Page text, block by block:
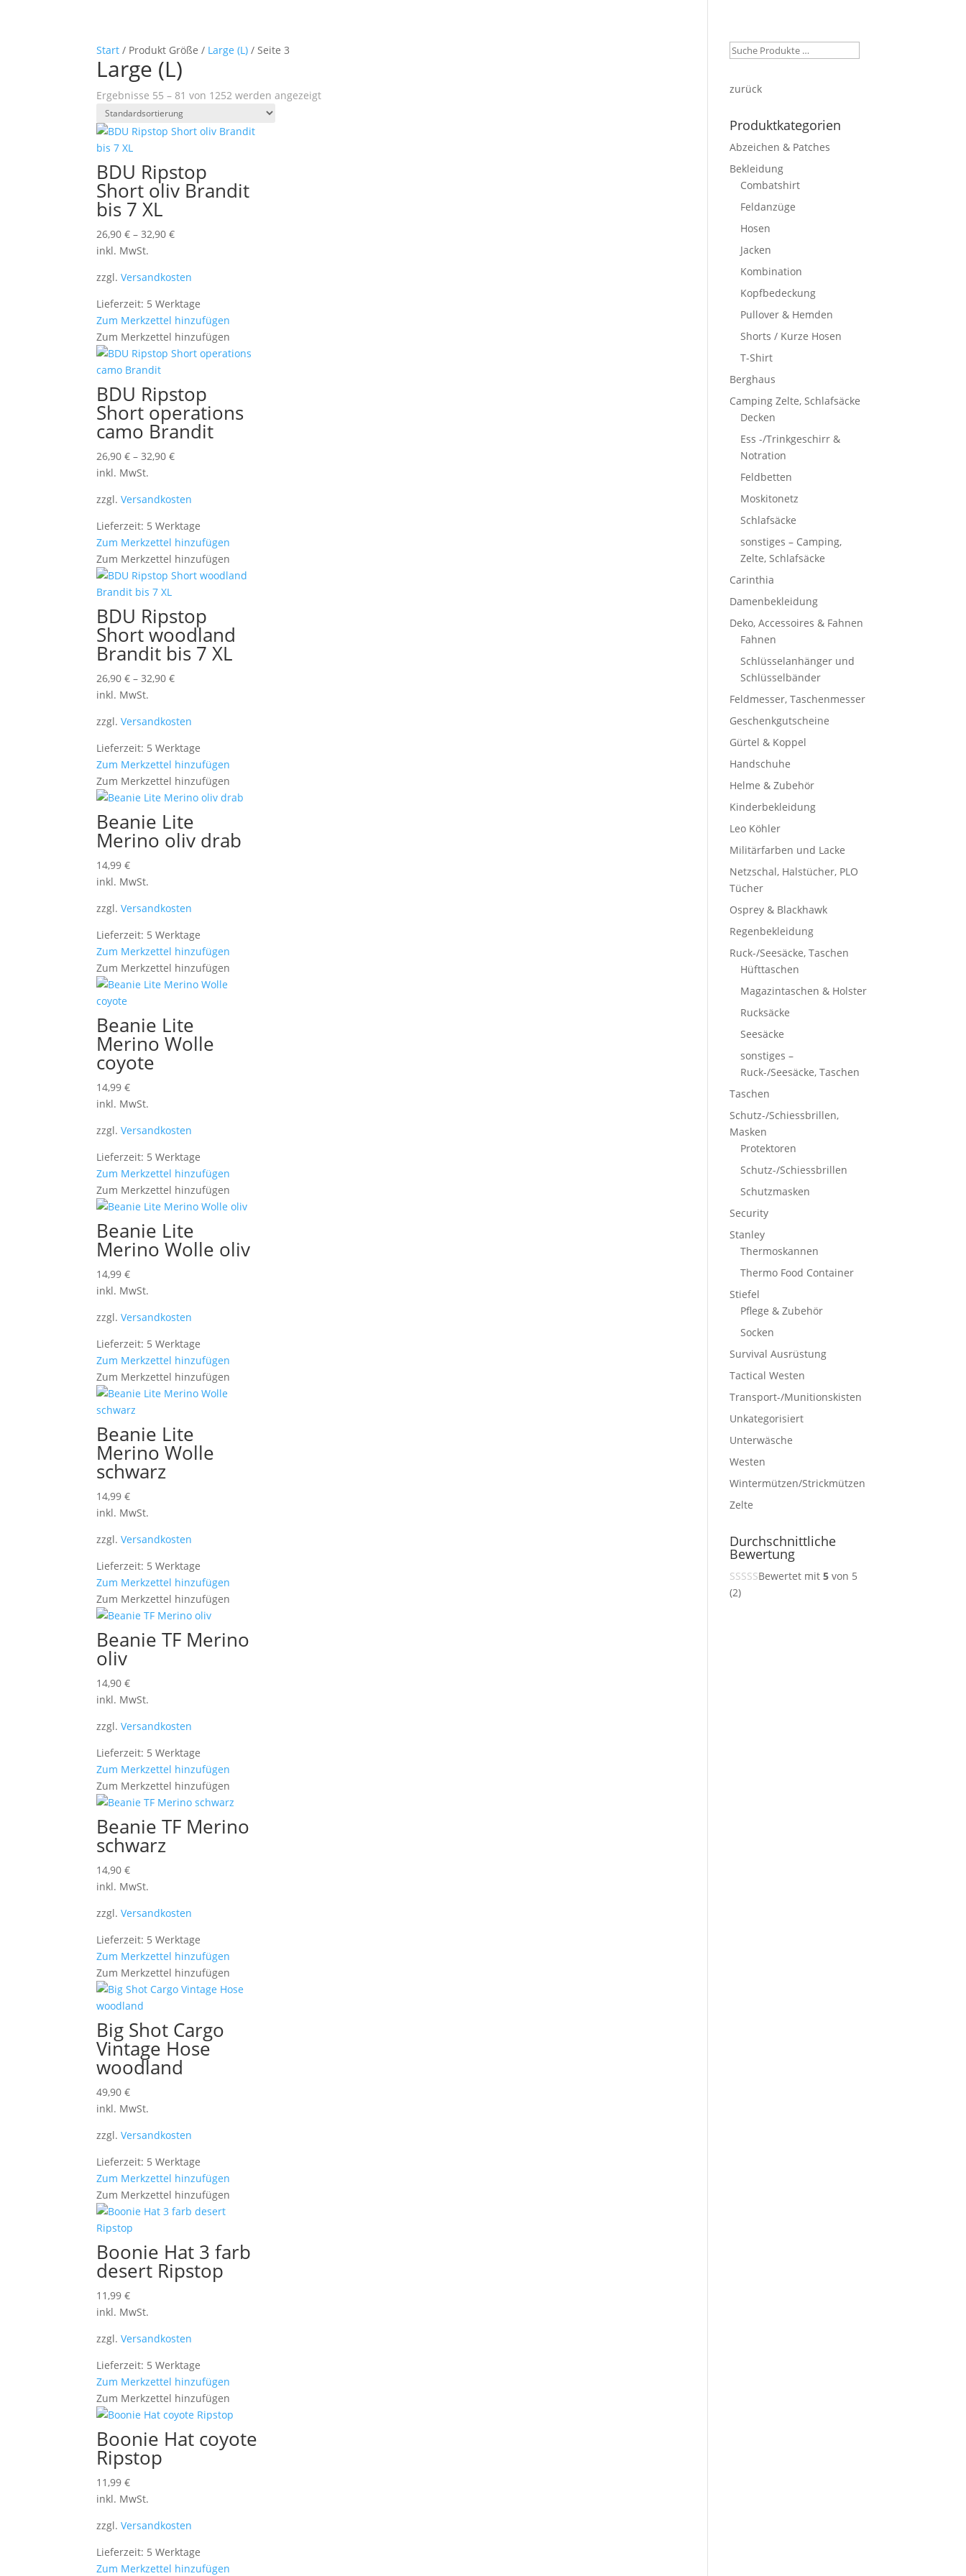
Start / Produkt Größe / Large (L) / Seite 3
Large (L)
Ergebnisse 55 – 81 von 1252 werden angezeigt
BDU Ripstop
Short oliv Brandit
bis 7 XL
26,90€ –32,90€
inkl. MwSt.
zzgl.Versandkosten
Lieferzeit: 5 Werktage
Zum Merkzettel hinzufügen
Zum Merkzettel hinzufügen
BDU Ripstop
Short operations
camo Brandit
26,90€ –32,90€
inkl. MwSt.
zzgl.Versandkosten
Lieferzeit: 5 Werktage
Zum Merkzettel hinzufügen
Zum Merkzettel hinzufügen
BDU Ripstop
Short woodland
Brandit bis 7 XL
26,90€ –32,90€
inkl. MwSt.
zzgl.Versandkosten
Lieferzeit: 5 Werktage
Zum Merkzettel hinzufügen
Zum Merkzettel hinzufügen
Beanie Lite
Merino oliv drab
14,99€
inkl. MwSt.
zzgl.Versandkosten
Lieferzeit: 5 Werktage
Zum Merkzettel hinzufügen
Zum Merkzettel hinzufügen
Beanie Lite
Merino Wolle
coyote
14,99€
inkl. MwSt.
zzgl.Versandkosten
Lieferzeit: 5 Werktage
Zum Merkzettel hinzufügen
Zum Merkzettel hinzufügen
Beanie Lite
Merino Wolle oliv
14,99€
inkl. MwSt.
zzgl.Versandkosten
Lieferzeit: 5 Werktage
Zum Merkzettel hinzufügen
Zum Merkzettel hinzufügen
Beanie Lite
Merino Wolle
schwarz
14,99€
inkl. MwSt.
zzgl.Versandkosten
Lieferzeit: 5 Werktage
Zum Merkzettel hinzufügen
Zum Merkzettel hinzufügen
Beanie TF Merino
oliv
14,90€
inkl. MwSt.
zzgl.Versandkosten
Lieferzeit: 5 Werktage
Zum Merkzettel hinzufügen
Zum Merkzettel hinzufügen
Beanie TF Merino
schwarz
14,90€
inkl. MwSt.
zzgl.Versandkosten
Lieferzeit: 5 Werktage
Zum Merkzettel hinzufügen
Zum Merkzettel hinzufügen
Big Shot Cargo
Vintage Hose
woodland
49,90€
inkl. MwSt.
zzgl.Versandkosten
Lieferzeit: 5 Werktage
Zum Merkzettel hinzufügen
Zum Merkzettel hinzufügen
Boonie Hat 3 farb
desert Ripstop
11,99€
inkl. MwSt.
zzgl.Versandkosten
Lieferzeit: 5 Werktage
Zum Merkzettel hinzufügen
Zum Merkzettel hinzufügen
Boonie Hat coyote
Ripstop
11,99€
inkl. MwSt.
zzgl.Versandkosten
Lieferzeit: 5 Werktage
Zum Merkzettel hinzufügen
zurück
Produktkategorien
Abzeichen & Patches
Bekleidung
Combatshirt
Feldanzüge
Hosen
Jacken
Kombination
Kopfbedeckung
Pullover & Hemden
Shorts / Kurze Hosen
T-Shirt
Berghaus
Camping Zelte, Schlafsäcke
Decken
Ess -/Trinkgeschirr &
Notration
Feldbetten
Moskitonetz
Schlafsäcke
sonstiges – Camping,
Zelte, Schlafsäcke
Carinthia
Damenbekleidung
Deko, Accessoires & Fahnen
Fahnen
Schlüsselanhänger und
Schlüsselbänder
Feldmesser, Taschenmesser
Geschenkgutscheine
Gürtel & Koppel
Handschuhe
Helme & Zubehör
Kinderbekleidung
Leo Köhler
Militärfarben und Lacke
Netzschal, Halstücher, PLO
Tücher
Osprey & Blackhawk
Regenbekleidung
Ruck-/Seesäcke, Taschen
Hüfttaschen
Magazintaschen & Holster
Rucksäcke
Seesäcke
sonstiges –
Ruck-/Seesäcke, Taschen
Taschen
Schutz-/Schiessbrillen,
Masken
Protektoren
Schutz-/Schiessbrillen
Schutzmasken
Security
Stanley
Thermoskannen
Thermo Food Container
Stiefel
Pflege & Zubehör
Socken
Survival Ausrüstung
Tactical Westen
Transport-/Munitionskisten
Unkategorisiert
Unterwäsche
Westen
Wintermützen/Strickmützen
Zelte
Durchschnittliche
Bewertung
Bewertet mit5 von 5
(2)